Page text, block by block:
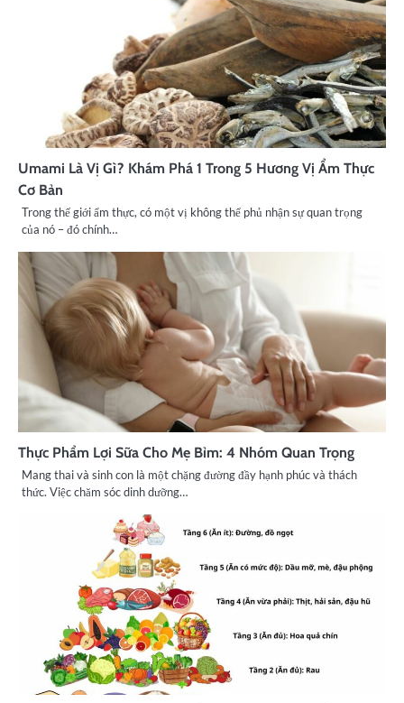
Umami Là Vị Gì? Khám Phá 1 Trong 5 Hương Vị Ẩm Thực
Cơ Bản
Trong thế giới ẩm thực, có một vị không thể phủ nhận sự quan trọng
của nó – đó chính…
Thực Phẩm Lợi Sữa Cho Mẹ Bỉm: 4 Nhóm Quan Trọng
Mang thai và sinh con là một chặng đường đầy hạnh phúc và thách
thức. Việc chăm sóc dinh dưỡng…